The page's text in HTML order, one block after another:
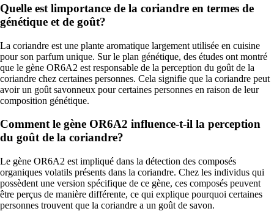
Quelle est limportance de la coriandre en termes de
génétique et de goût?
La coriandre est une plante aromatique largement utilisée en cuisine
pour son parfum unique. Sur le plan génétique, des études ont montré
que le gène OR6A2 est responsable de la perception du goût de la
coriandre chez certaines personnes. Cela signifie que la coriandre peut
avoir un goût savonneux pour certaines personnes en raison de leur
composition génétique.
Comment le gène OR6A2 influence-t-il la perception
du goût de la coriandre?
Le gène OR6A2 est impliqué dans la détection des composés
organiques volatils présents dans la coriandre. Chez les individus qui
possèdent une version spécifique de ce gène, ces composés peuvent
être perçus de manière différente, ce qui explique pourquoi certaines
personnes trouvent que la coriandre a un goût de savon.